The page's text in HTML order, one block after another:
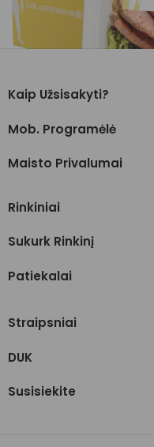
Kaip Užsisakyti?
Mob. Programėlė
Maisto Privalumai
Rinkiniai
Sukurk Rinkinį
Patiekalai
Straipsniai
DUK
Susisiekite